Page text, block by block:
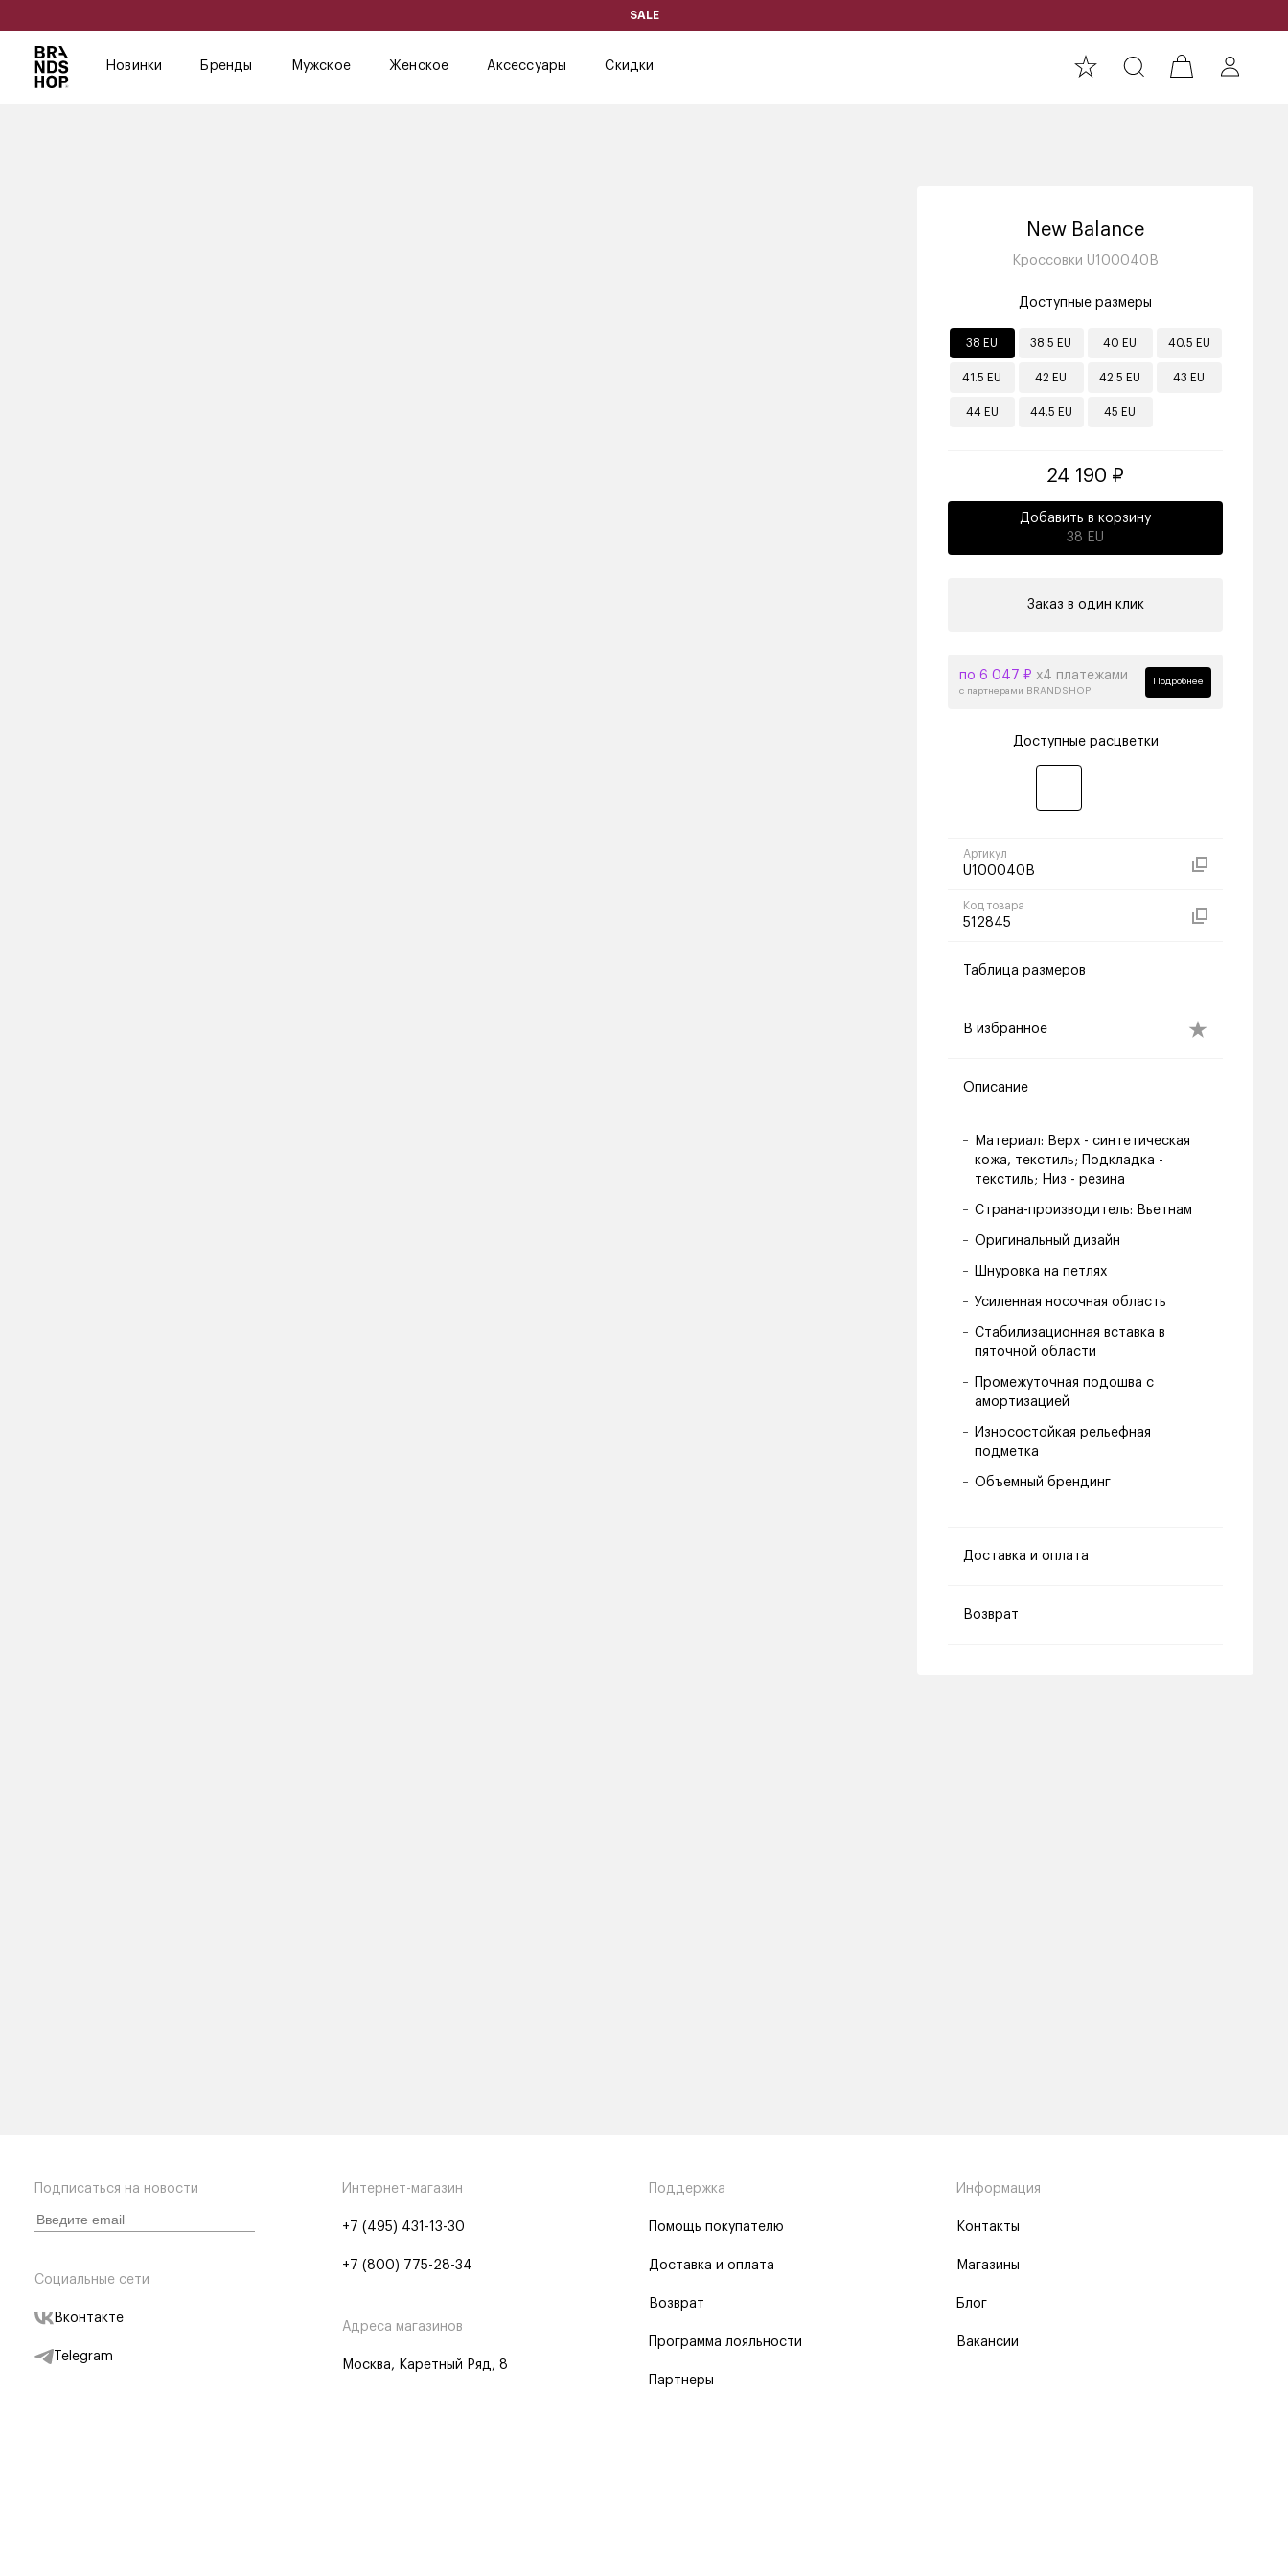
SALE
Новинки Бренды Мужское Женское Аксессуары Скидки
New Balance
Кроссовки U100040B
Доступные размеры
38 EU 38.5 EU 40 EU 40.5 EU
41.5 EU 42 EU 42.5 EU 43 EU
44 EU 44.5 EU 45 EU
24 190 ₽
Добавить в корзину
38 EU
Заказ в один клик
по 6 047 ₽ х4 платежами
с партнерами BRANDSHOP
Подробнее
Доступные расцветки
Артикул
U100040B
Код товара
512845
Таблица размеров
В избранное
Описание
Материал: Верх - синтетическая
кожа, текстиль; Подкладка -
текстиль; Низ - резина
Страна-производитель: Вьетнам
Оригинальный дизайн
Шнуровка на петлях
Усиленная носочная область
Стабилизационная вставка в
пяточной области
Промежуточная подошва с
амортизацией
Износостойкая рельефная
подметка
Объемный брендинг
Доставка и оплата
Возврат
Подписаться на новости
Социальные сети
Вконтакте
Telegram
Интернет-магазин
+7 (495) 431-13-30
+7 (800) 775-28-34
Адреса магазинов
Москва, Каретный Ряд, 8
Поддержка
Помощь покупателю
Доставка и оплата
Возврат
Программа лояльности
Партнеры
Информация
Контакты
Магазины
Блог
Вакансии